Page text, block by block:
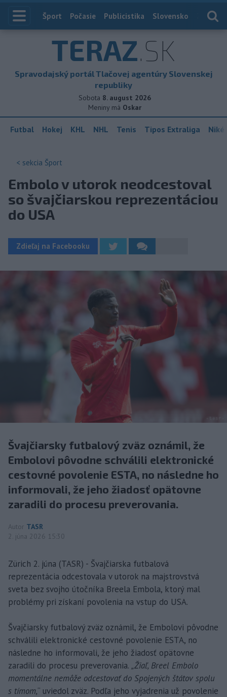
Index
Šport Počasie Publicistika Slovensko
TERAZ.SK
Spravodajský portál Tlačovej agentúry Slovenskej
republiky
Sobota 8. august 2026
Meniny má Oskar
Futbal Hokej KHL NHL Tenis Tipos Extraliga
< sekcia Šport
Embolo v utorok neodcestoval
so švajčiarskou reprezentáciou
do USA
Zdieľaj na Facebooku
Švajčiarsky futbalový zväz oznámil, že
Embolovi pôvodne schválili elektronické
cestovné povolenie ESTA, no následne ho
informovali, že jeho žiadosť opätovne
zaradili do procesu preverovania.
Autor TASR
2. júna 2026 15:30
Zürich 2. júna (TASR) - Švajčiarska futbalová
reprezentácia odcestovala v utorok na majstrovstvá
sveta bez svojho útočníka Breela Embola, ktorý mal
problémy pri získaní povolenia na vstup do USA.
Švajčiarsky futbalový zväz oznámil, že Embolovi pôvodne
schválili elektronické cestovné povolenie ESTA, no
následne ho informovali, že jeho žiadosť opätovne
zaradili do procesu preverovania. „Žiaľ, Breel Embolo
momentálne nemôže odcestovať do Spojených štátov spolu
s tímom,“ uviedol zväz. Podľa jeho vyjadrenia už povolenie